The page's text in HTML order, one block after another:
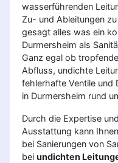
wasserführenden
Zu- und Ableitungen
gesagt alles was ein
Durmersheim als
Ganz egal ob
Abfluss, undichte
fehlerhafte Ventile
in Durmersheim rund
Durch die Expertise
Ausstattung kann
bei Sanierungen von
bei undichten